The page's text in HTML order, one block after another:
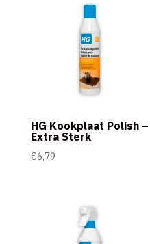
HG Kookplaat Polish –
Extra Sterk
€6,79